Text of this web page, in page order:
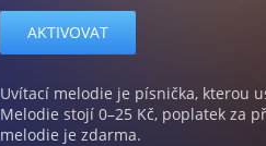
AKTIVOVAT
Uvítací melodie je písnička, kterou
Melodie stojí 0–25 Kč, poplatek za
melodie je zdarma.